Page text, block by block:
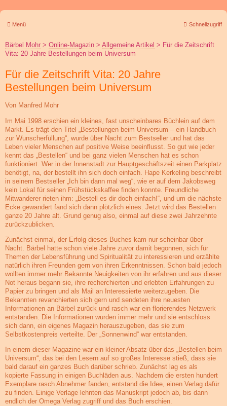
Menü Schnellzugriff
Bärbel Mohr > Online-Magazin > Allgemeine Artikel > Für die Zeitschrift
Vita: 20 Jahre Bestellungen beim Universum
Für die Zeitschrift Vita: 20 Jahre
Bestellungen beim Universum
Von Manfred Mohr
Im Mai 1998 erschien ein kleines, fast unscheinbares Büchlein auf dem
Markt. Es trägt den Titel „Bestellungen beim Universum – ein Handbuch
zur Wunscherfüllung“, wurde über Nacht zum Bestseller und hat das
Leben vieler Menschen auf positive Weise beeinflusst. So gut wie jeder
kennt das „Bestellen“ und bei ganz vielen Menschen hat es schon
funktioniert. Wer in der Innenstadt zur Hauptgeschäftszeit einen Parkplatz
benötigt, na, der bestellt ihn sich doch einfach. Hape Kerkeling beschreibt
in seinem Bestseller „Ich bin dann mal weg“, wie er auf dem Jakobsweg
kein Lokal für seinen Frühstückskaffee finden konnte. Freundliche
Mitwanderer rieten ihm: „Bestell es dir doch einfach!“, und um die nächste
Ecke gewandert fand sich dann plötzlich eines. Jetzt wird das Bestellen
ganze 20 Jahre alt. Grund genug also, einmal auf diese zwei Jahrzehnte
zurückzublicken.
Zunächst einmal, der Erfolg dieses Buches kam nur scheinbar über
Nacht. Bärbel hatte schon viele Jahre zuvor damit begonnen, sich für
Themen der Lebensführung und Spiritualität zu interessieren und erzählte
natürlich ihren Freunden gern von ihren Erkenntnissen. Schon bald jedoch
wollten immer mehr Bekannte Neuigkeiten von ihr erfahren und aus dieser
Not heraus begann sie, ihre recherchierten und erlebten Erfahrungen zu
Papier zu bringen und als Mail an Interessierte weiterzugeben. Die
Bekannten revanchierten sich gern und sendeten ihre neuesten
Informationen an Bärbel zurück und rasch war ein florierendes Netzwerk
entstanden. Die Informationen wurden immer mehr und sie entschloss
sich dann, ein eigenes Magazin herauszugeben, das sie zum
Selbstkostenpreis verteilte. Der „Sonnenwind“ war entstanden.
In einem dieser Magazine war ein kleiner Absatz über das „Bestellen beim
Universum“, das bei den Lesern auf so großes Interesse stieß, dass sie
bald darauf ein ganzes Buch darüber schrieb. Zunächst lag es als
kopierte Fassung in einigen Buchläden aus. Nachdem die ersten hundert
Exemplare rasch Abnehmer fanden, entstand die Idee, einen Verlag dafür
zu finden. Einige Verlage lehnten das Manuskript jedoch ab, bis dann
endlich der Omega Verlag zugriff und das Buch erschien.